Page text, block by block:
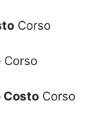
Corso
Corso
Costo Corso